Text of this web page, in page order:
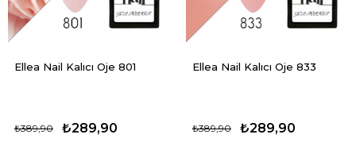
Ellea Nail Kalıcı Oje 801
₺289,90
₺389,90
Ellea Nail Kalıcı Oje 833
₺289,90
₺389,90